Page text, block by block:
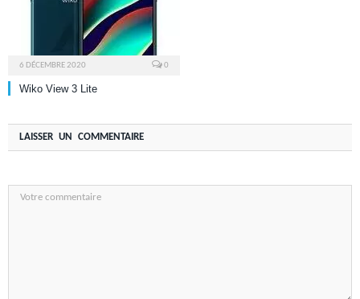
6 DÉCEMBRE 2020 0
Wiko View 3 Lite
LAISSER UN COMMENTAIRE